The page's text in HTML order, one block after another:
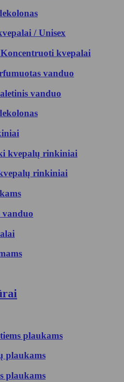
/ Unisex
kvepalai
vanduo
vanduo
kvepalų rinkiniai
rinkiniai
vanduo
plaukams
plaukams
plaukams